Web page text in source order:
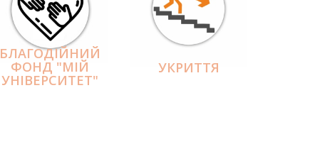
БЛАГОДІЙНИЙ
ФОНД "МІЙ
УНІВЕРСИТЕТ"
УКРИТТЯ